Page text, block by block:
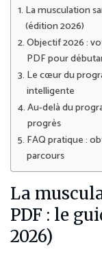
La musculation
(édition 2026)
Objectif 2026 :
PDF pour
Le cœur du
intelligente
Au-delà du
progrès
FAQ pratique :
parcours
La
PDF : le
2026)